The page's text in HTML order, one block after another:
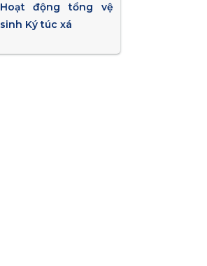
Hoạt động tổng vệ
sinh Ký túc xá